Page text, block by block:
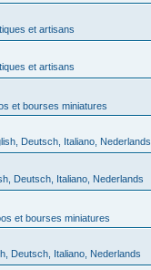
et artisans
et artisans
et bourses miniatures
Deutsch, Italiano, Nederlands
Deutsch, Italiano, Nederlands
et bourses miniatures
Deutsch, Italiano, Nederlands